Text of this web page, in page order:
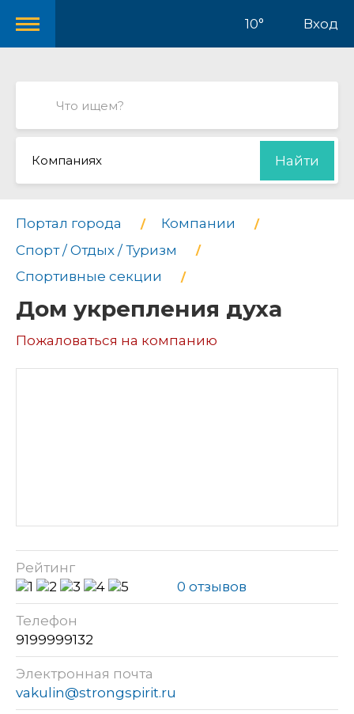
10° Вход
Компаниях Найти
Портал города
Компании
Спорт / Отдых / Туризм
Спортивные секции
Дом укрепления духа
Пожаловаться на компанию
Рейтинг
0 отзывов
Телефон
9199999132
Электронная почта
vakulin@strongspirit.ru